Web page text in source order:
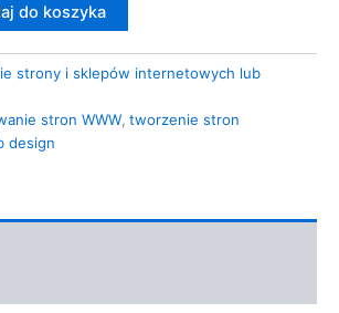
do koszyka
strony i sklepów internetowych lub
stron WWW, tworzenie stron
design